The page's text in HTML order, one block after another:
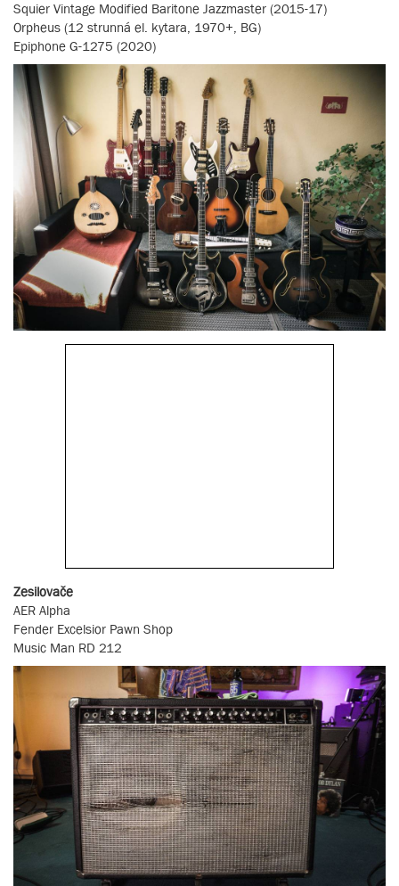
Squier Vintage Modified Baritone Jazzmaster (2015-17)
Orpheus (12 strunná el. kytara, 1970+, BG)
Epiphone G-1275 (2020)
Zesilovače
AER Alpha
Fender Excelsior Pawn Shop
Music Man RD 212